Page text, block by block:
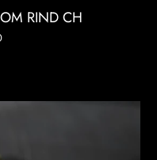
RIND CH